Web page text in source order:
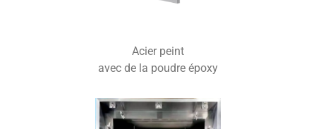
Acier peint
avec de la poudre époxy